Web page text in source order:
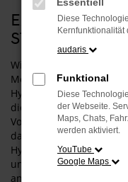
Extraklasse
STARIA
Wir können es gar nicht
Mobilität in Garching
Hyundai STARIA
dieser Fahrzeugform
Vorzüge und die
damit einhergeht.
Hyundai STARIA
und ein Fahrzeug, das
anderen Ort auch nur
Diese
audaris
Funktional
Diese
der Webseite.
Maps, Chats,
werden aktiviert.
YouTube
Google Maps